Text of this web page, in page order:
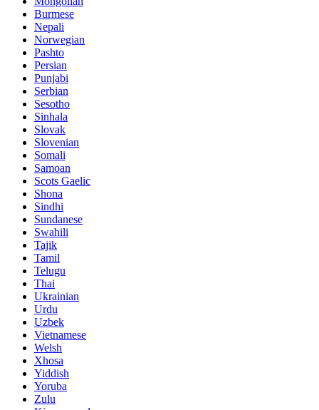
Burmese
Nepali
Norwegian
Pashto
Persian
Punjabi
Serbian
Sesotho
Sinhala
Slovak
Slovenian
Somali
Samoan
Scots Gaelic
Shona
Sindhi
Sundanese
Swahili
Tajik
Tamil
Telugu
Thai
Ukrainian
Urdu
Uzbek
Vietnamese
Welsh
Xhosa
Yiddish
Yoruba
Zulu